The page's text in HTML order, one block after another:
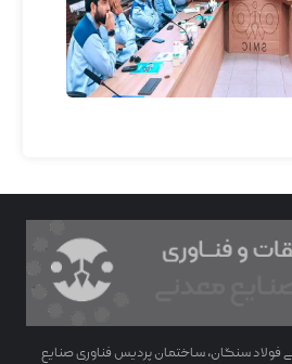
فولاد سنگان، ساختمان پردیس فناوری صنایع